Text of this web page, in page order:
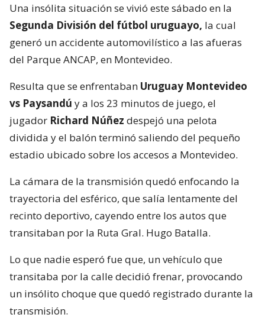
Una insólita situación se vivió este sábado en la
Segunda División del fútbol uruguayo, la cual
generó un accidente automovilístico a las afueras
del Parque ANCAP, en Montevideo.
Resulta que se enfrentaban Uruguay Montevideo
vs Paysandú y a los 23 minutos de juego, el
jugador Richard Núñez despejó una pelota
dividida y el balón terminó saliendo del pequeño
estadio ubicado sobre los accesos a Montevideo.
La cámara de la transmisión quedó enfocando la
trayectoria del esférico, que salía lentamente del
recinto deportivo, cayendo entre los autos que
transitaban por la Ruta Gral. Hugo Batalla.
Lo que nadie esperó fue que, un vehículo que
transitaba por la calle decidió frenar, provocando
un insólito choque que quedó registrado durante la
transmisión.